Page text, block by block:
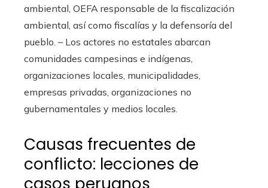
ambiental, OEFA responsable de la fiscalización
ambiental, así como fiscalías y la defensoría del
pueblo. – Los actores no estatales abarcan
comunidades campesinas e indígenas,
organizaciones locales, municipalidades,
empresas privadas, organizaciones no
gubernamentales y medios locales.
Causas frecuentes de
conflicto: lecciones de